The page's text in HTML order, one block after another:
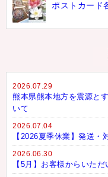
ポストカード
2026.07.29
熊本県熊本地方を震源と
いて
2026.07.04
【2026夏季休業】発送・
2026.06.30
【5月】お客様からいた